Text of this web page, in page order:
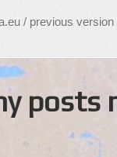
/ previous version
posts